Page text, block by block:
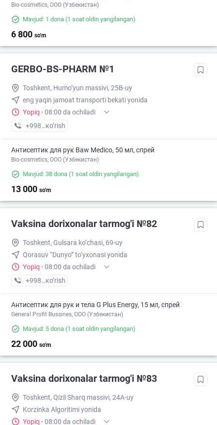
Bio-cosmetics, ООО (Узбекистан)
Mavjud: 1 dona (1 soat oldin yangilangan)
6 800 so'm
GERBO-BS-PHARM №1
Toshkent, Humo‘yun massivi, 25B-uy
eng yaqin jamoat transporti bekati yonida
Yopiq · 08:00 da ochiladi
+998 (94) XXX-XX-XX
кo’rish
Антисептик для рук Baw Medico, 50 мл, спрей
Bio-cosmetics, ООО (Узбекистан)
Mavjud: 38 dona (1 soat oldin yangilangan)
13 000 so'm
Vaksina dorixonalar tarmog'i №82
Toshkent, Gulsara ko‘chasi, 69-uy
Qorasuv “Dunyo” to‘yxonasi yonida
Yopiq · 08:00 da ochiladi
+998 (77) XXX-XX-XX
кo’rish
Антисептик для рук и тела G Plus Energy, 15 мл, спрей
General Profit Bussines, ООО (Узбекистан)
Mavjud: 5 dona (1 soat oldin yangilangan)
22 000 so'm
Vaksina dorixonalar tarmog'i №83
Toshkent, Qizil Sharq massivi, 24A-uy
Korzinka Algoritimi yonida
Yopiq · 08:00 da ochiladi